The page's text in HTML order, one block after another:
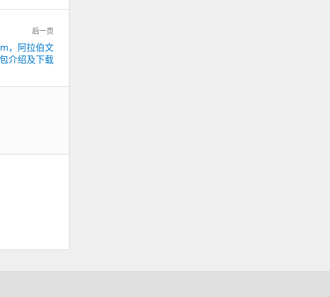
后一页
，阿拉伯文
介绍及下载